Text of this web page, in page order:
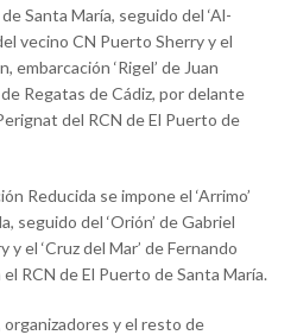
Santa María, seguido del ‘Al-
vecino CN Puerto Sherry y el
embarcación ‘Rigel’ de Juan
Regatas de Cádiz, por delante
del RCN de El Puerto de
Reducida se impone el ‘Arrimo’
seguido del ‘Orión’ de Gabriel
el ‘Cruz del Mar’ de Fernando
RCN de El Puerto de Santa María.
y el resto de